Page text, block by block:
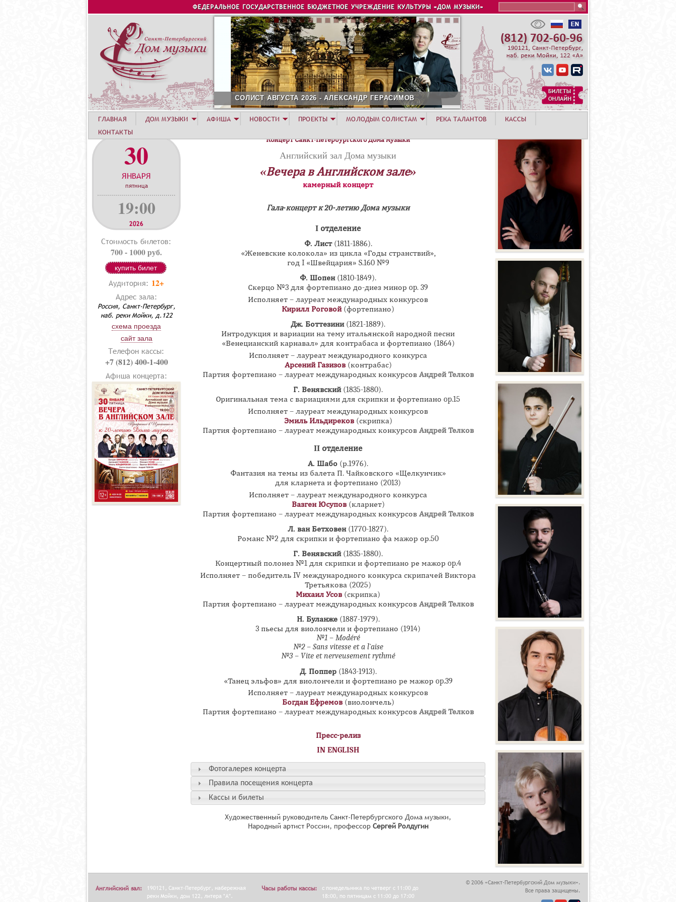
Jump to navigation
ФЕДЕРАЛЬНОЕ ГОСУДАРСТВЕННОЕ БЮДЖЕТНОЕ УЧРЕЖДЕНИЕ КУЛЬТУРЫ «ДОМ МУЗЫКИ»
СОЛИСТ АВГУСТА 2026 - АЛЕКСАНДР ГЕРАСИМОВ
30
ЯНВАРЯ
пятница
19:00
2026
Стоимость билетов:
700 - 1000 руб.
купить билет
Аудитория: 12+
Адрес зала:
Россия, Санкт-Петербург,
наб. реки Мойки, д.122
схема проезда
сайт зала
Телефон кассы:
+7 (812) 400-1-400
Афиша концерта:
Концерт Санкт-Петербургского Дома музыки
Английский зал Дома музыки
«Вечера в Английском зале»
камерный концерт
Гала-концерт к 20-летию Дома музыки
I отделение
Ф. Лист(1811-1886).
«Женевские колокола» из цикла «Годы странствий»,
год I «Швейцария» S.160 №9
Ф. Шопен (1810-1849).
Скерцо №3 для фортепиано до-диез минор op. 39
Исполняет – лауреат международных конкурсов
Кирилл Роговой(фортепиано)
Дж. Боттезини(1821-1889).
Интродукция и вариации на тему итальянской народной песни
«Венецианский карнавал» для контрабаса и фортепиано (1864)
Исполняет – лауреат международного конкурса
Арсений Газизов(контрабас)
Партия фортепиано – лауреат международных конкурсов Андрей Телков
Г. Венявский(1835-1880).
Оригинальная тема с вариациями для скрипки и фортепиано op.15
Исполняет – лауреат международных конкурсов
Эмиль Ильдиреков(скрипка)
Партия фортепиано – лауреат международных конкурсов Андрей Телков
II отделение
А. Шабо (р.1976).
Фантазия на темы из балета П. Чайковского «Щелкунчик»
для кларнета и фортепиано (2013)
Исполняет – лауреат международного конкурса
Вазген Юсупов(кларнет)
Партия фортепиано – лауреат международных конкурсов Андрей Телков
Л. ван Бетховен(1770-1827).
Романс №2 для скрипки и фортепиано фа мажор ор.50
Г. Венявский(1835-1880).
Концертный полонез №1 для скрипки и фортепиано ре мажор op.4
Исполняет – победитель IV международного конкурса скрипачей Виктора
Третьякова (2025)
Михаил Усов (скрипка)
Партия фортепиано – лауреат международных конкурсов Андрей Телков
Н. Буланже(1887-1979).
3 пьесы для виолончели и фортепиано (1914)
№1 – Modéré
№2 – Sans vitesse et a l`aise
№3 – Vite et nerveusement rythmé
Д. Поппер(1843-1913).
«Танец эльфов» для виолончели и фортепиано ре мажор op.39
Исполняет – лауреат международных конкурсов
Богдан Ефремов(виолончель)
Партия фортепиано – лауреат международных конкурсов Андрей Телков
Пресс-релиз
IN ENGLISH
Фотогалерея концерта
Правила посещения концерта
Кассы и билеты
Художественный руководитель Санкт-Петербургского Дома музыки,
Народный артист России, профессор Сергей Ролдугин
ГЛАВНАЯ ДОМ МУЗЫКИ АФИША НОВОСТИ ПРОЕКТЫ МОЛОДЫМ СОЛИСТАМ РЕКА ТАЛАНТОВ
КАССЫ
КОНТАКТЫ
Английский зал:
190121, Санкт-Петербург, набережная
реки Мойки, дом 122, литера "А".
Часы работы кассы:
с понедельника по четверг с 11:00 до
18:00, по пятницам с 11:00 до 17:00
© 2006 «Санкт-Петербургский Дом музыки».
Все права защищены.